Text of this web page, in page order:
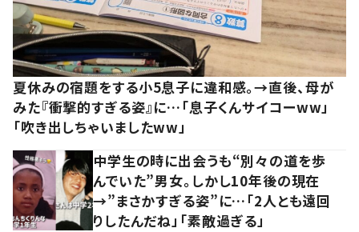
夏休みの宿題をする小5息子に違和感。→直後、母が
みた『衝撃的すぎる姿』に…「息子くんサイコーww」
「吹き出しちゃいましたww」
中学生の時に出会うも“別々の道を歩
んでいた”男女。しかし10年後の現在
→”まさかすぎる姿”に…「2人とも遠回
りしたんだね」「素敵過ぎる」